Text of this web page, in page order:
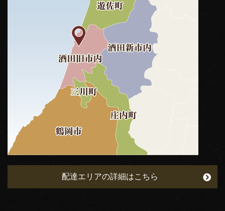
配達エリアの詳細はこちら